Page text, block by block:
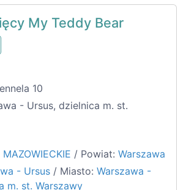
My Teddy Bear
10
- Ursus, dzielnica m. st.
MAZOWIECKIE / Powiat: Warszawa
- Ursus / Miasto: Warszawa -
m. st. Warszawy